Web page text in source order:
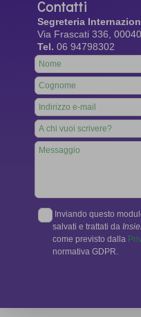
Contatti
Segreteria
Via Frascati 336,
Tel. 06 94798302
Leave
this
field
blank
Inviando questo
salvati e trattati da
come previsto dalla
normativa GDPR.